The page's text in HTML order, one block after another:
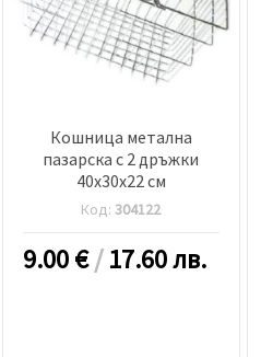
Кошница метална
пазарска с 2 дръжки
40x30x22 см
Код:304122
9.00€/17.60 лв.